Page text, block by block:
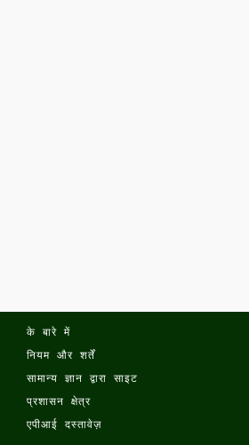
के बारे में
नियम और शर्तें
सामान्य ज्ञान द्वारा साइट
प्रशासन क्षेत्र
एपीआई दस्तावेज़